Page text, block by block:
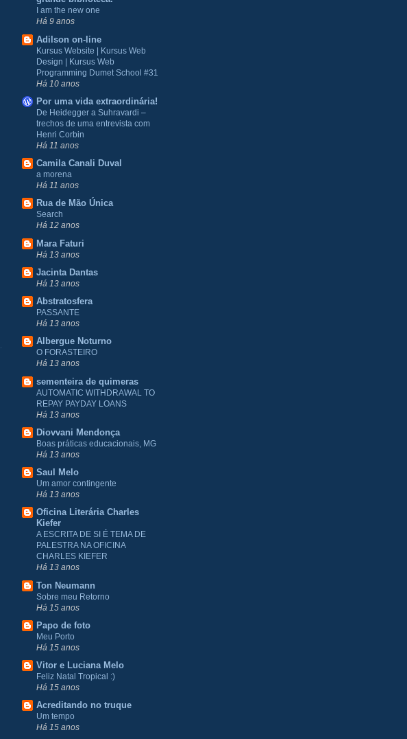
I am the new one
Há 9 anos
Adilson on-line
Kursus Website | Kursus Web
Design | Kursus Web
Programming Dumet School #31
Há 10 anos
Por uma vida extraordinária!
De Heidegger a Suhravardi –
trechos de uma entrevista com
Henri Corbin
Há 11 anos
Camila Canali Duval
a morena
Há 11 anos
Rua de Mão Única
Search
Há 12 anos
Mara Faturi
Há 13 anos
Jacinta Dantas
Há 13 anos
Abstratosfera
PASSANTE
Há 13 anos
Albergue Noturno
O FORASTEIRO
Há 13 anos
sementeira de quimeras
AUTOMATIC WITHDRAWAL TO
REPAY PAYDAY LOANS
Há 13 anos
Diovvani Mendonça
Boas práticas educacionais, MG
Há 13 anos
Saul Melo
Um amor contingente
Há 13 anos
Oficina Literária Charles
Kiefer
A ESCRITA DE SI É TEMA DE
PALESTRA NA OFICINA
CHARLES KIEFER
Há 13 anos
Ton Neumann
Sobre meu Retorno
Há 15 anos
Papo de foto
Meu Porto
Há 15 anos
Vitor e Luciana Melo
Feliz Natal Tropical :)
Há 15 anos
Acreditando no truque
Um tempo
Há 15 anos